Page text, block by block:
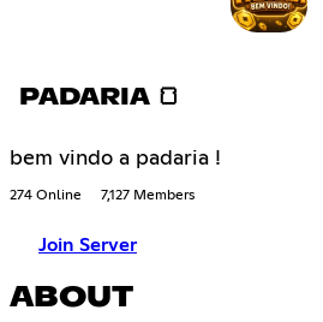
PADARIA 🍞
bem vindo a padaria !
274 Online 7,127 Members
Join Server
ABOUT